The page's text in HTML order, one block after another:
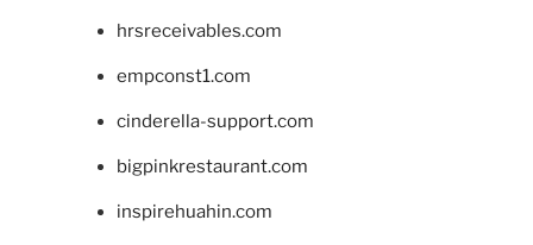
hrsreceivables.com
empconst1.com
cinderella-support.com
bigpinkrestaurant.com
inspirehuahin.com